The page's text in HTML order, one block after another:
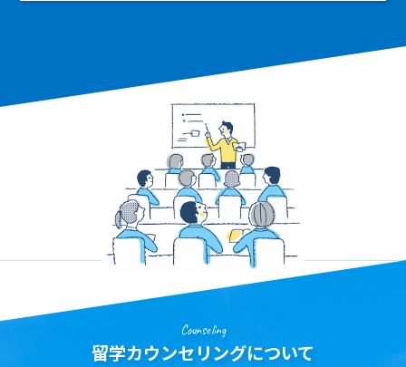
Counseling
留学カウンセリングについて